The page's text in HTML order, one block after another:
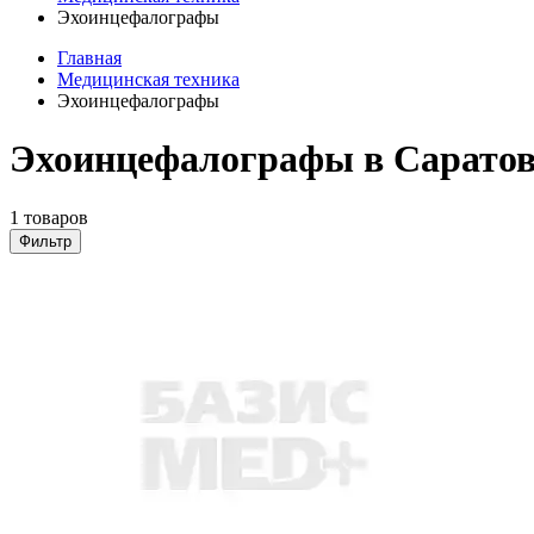
Эхоинцефалографы
Главная
Медицинская техника
Эхоинцефалографы
Эхоинцефалографы в
1 товаров
Фильтр